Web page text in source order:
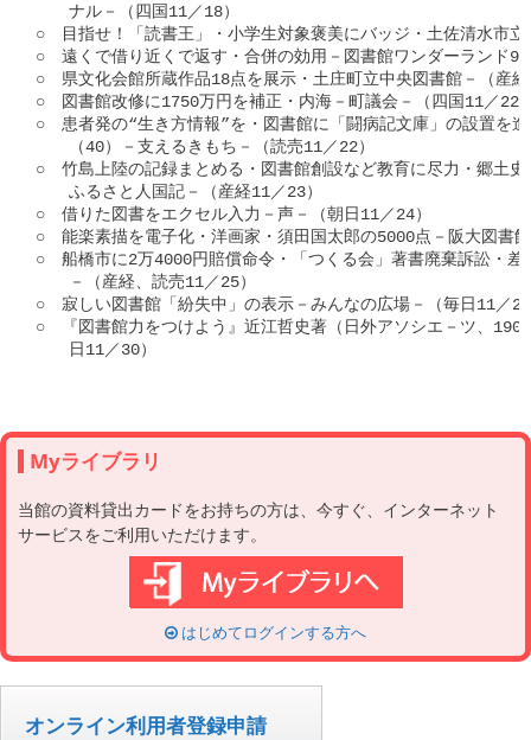
ナル－（四国11／18）
○　目指せ！「読書王」・小学生対象褒美にバッジ・土佐清水市
○　遠くで借り近くで返す・合併の効用－図書館ワンダーランド
○　県文化会館所蔵作品18点を展示・土庄町立中央図書館－（産
○　図書館改修に1750万円を補正・内海－町議会－（四国11／22
○　患者発の“生き方情報”を・図書館に「闘病記文庫」の設置を
（40）－支えるきもち－（読売11／22）
○　竹島上陸の記録まとめる・図書館創設など教育に尽力・郷土
ふるさと人国記－（産経11／23）
○　借りた図書をエクセル入力－声－（朝日11／24）
○　能楽素描を電子化・洋画家・須田国太郎の5000点－阪大図書
○　船橋市に2万4000円賠償命令・「つくる会」著書廃棄訴訟・差
－（産経、読売11／25）
○　寂しい図書館「紛失中」の表示－みんなの広場－（毎日11／
○　『図書館力をつけよう』近江哲史著（日外アソシエ－ツ、
日11／30）
Myライブラリ
当館の資料貸出カードをお持ちの方は、今すぐ、インターネット
サービスをご利用いただけます。
はじめてログインする方へ
オンライン利用者登録申請